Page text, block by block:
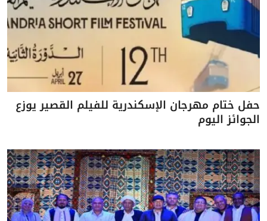
حفل ختام مهرجان الإسكندرية للفيلم القصير يوزع
الجوائز اليوم